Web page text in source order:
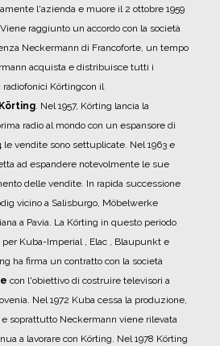
l'azienda e muore il 2 ottobre 1959
Viene raggiunto un accordo con la società
Neckermann di Francoforte, un tempo
acquista e distribuisce tutti i
Körtingcon il
. Nel 1957, Körting lancia la
radio al mondo con un espansore di
le vendite sono settuplicate. Nel 1963 e
ad espandere notevolmente le sue
delle vendite. In rapida successione
vicino a Salisburgo, Möbelwerke
a Pavia. La Körting in questo periodo
Kuba-Imperial , Elac , Blaupunkt e
ha firma un contratto con la società
con l'obiettivo di costruire televisori a
Nel 1972 Kuba cessa la produzione,
e soprattutto Neckermann viene rilevata
a lavorare con Körting. Nel 1978 Körting